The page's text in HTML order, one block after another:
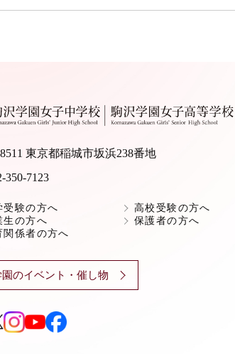
東京都稲城市坂浜238番地
350-7123
受験の方へ
高校受験の方へ
生の方へ
保護者の方へ
関係者の方へ
園のイベント・催し物